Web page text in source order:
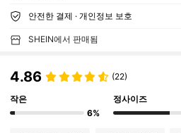
안전한 결제 · 개인정보 보호
SHEIN에서 판매됨
4.86 (22)
작은
6%
정사이즈